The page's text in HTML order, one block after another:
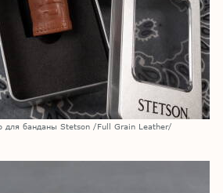
для банданы Stetson /Full Grain Leather/